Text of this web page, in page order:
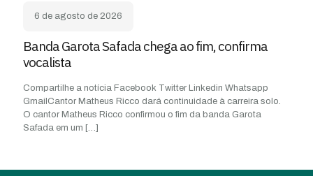
6 de agosto de 2026
Banda Garota Safada chega ao fim, confirma
vocalista
Compartilhe a notícia Facebook Twitter Linkedin Whatsapp
GmailCantor Matheus Ricco dará continuidade à carreira solo.
O cantor Matheus Ricco confirmou o fim da banda Garota
Safada em um […]